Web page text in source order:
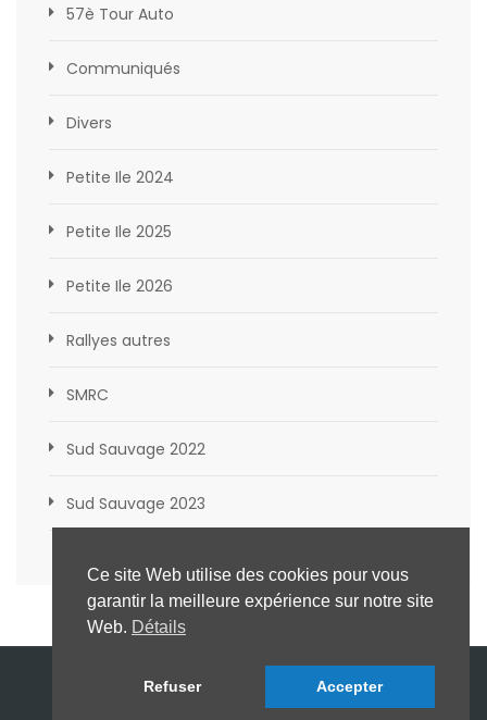
57è Tour Auto
Communiqués
Divers
Petite Ile 2024
Petite Ile 2025
Petite Ile 2026
Rallyes autres
SMRC
Sud Sauvage 2022
Sud Sauvage 2023
© ASAR 2022. Tous droits réservés
Ce site Web utilise des cookies pour vous
garantir la meilleure expérience sur notre site
Web. Détails
Refuser Accepter